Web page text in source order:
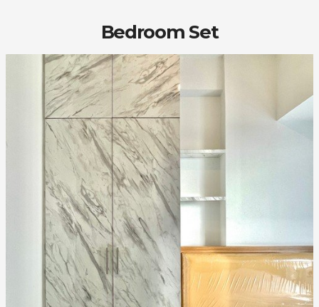
Bedroom Set